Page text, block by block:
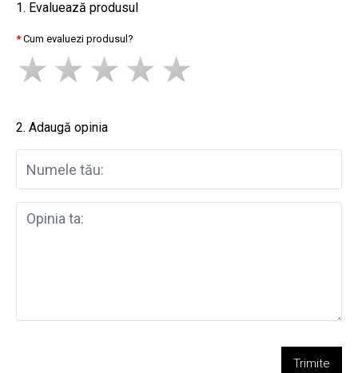
1. Evaluează produsul
Cum evaluezi produsul?
2. Adaugă opinia
Trimite